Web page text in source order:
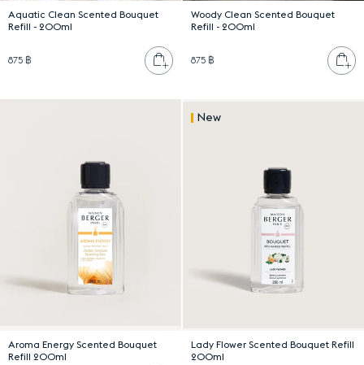
Aquatic Clean Scented Bouquet
Refill - 200ml
875 ฿ เพิ่มลงตะกร้า
Woody Clean Scented Bouquet
Refill - 200ml
875 ฿ เ
Aroma Energy Scented Bouquet
Refill 200ml
New
Lady Flower Scented Bouquet Refill
200ml